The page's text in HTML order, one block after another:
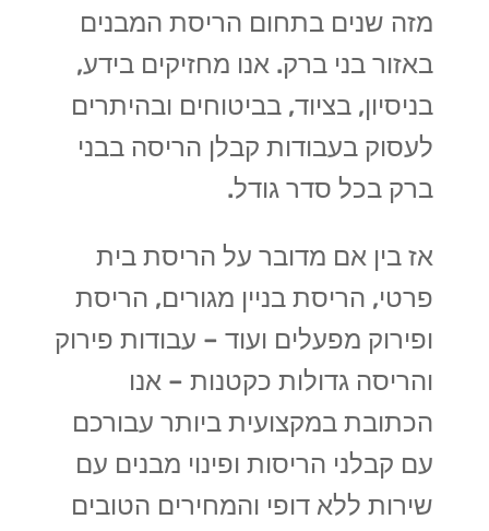
מזה שנים בתחום הריסת המבנים
באזור בני ברק. אנו מחזיקים בידע,
בניסיון, בציוד, בביטוחים ובהיתרים
לעסוק בעבודות קבלן הריסה בבני
ברק בכל סדר גודל.
אז בין אם מדובר על הריסת בית
פרטי, הריסת בניין מגורים, הריסת
ופירוק מפעלים ועוד – עבודות פירוק
והריסה גדולות כקטנות – אנו
הכתובת במקצועית ביותר עבורכם
עם קבלני הריסות ופינוי מבנים עם
שירות ללא דופי והמחירים הטובים